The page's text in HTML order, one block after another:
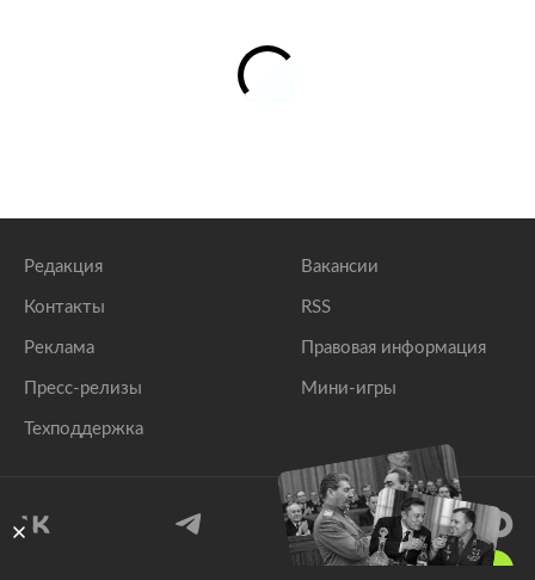
Редакция
Контакты
Реклама
Пресс-релизы
Техподдержка
Вакансии
RSS
Правовая информация
Мини-игры